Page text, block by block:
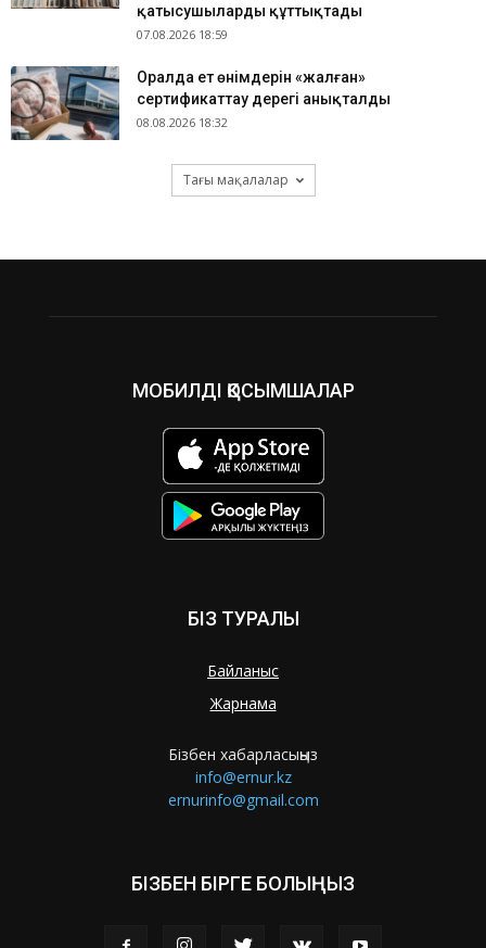
қатысушыларды құттықтады
07.08.2026 18:59
Оралда ет өнімдерін «жалған»
сертификаттау дерегі анықталды
08.08.2026 18:32
Тағы мақалалар
МОБИЛДІ ҚОСЫМШАЛАР
БІЗ ТУРАЛЫ
Байланыс
Жарнама
Бізбен хабарласыңыз
info@ernur.kz
ernurinfo@gmail.com
БІЗБЕН БІРГЕ БОЛЫҢЫЗ